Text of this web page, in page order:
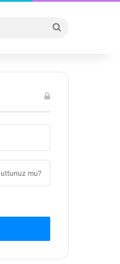
...
mu?